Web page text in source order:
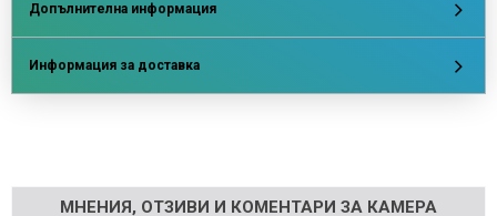
Допълнителна информация
Информация за доставка
МНЕНИЯ, ОТЗИВИ И КОМЕНТАРИ ЗА КАМЕРА